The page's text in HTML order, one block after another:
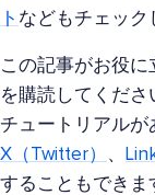
ト などもチェック
この記事がお役に
を購読してくだ
チュートリアルが
X（Twitter）
、
することもできま